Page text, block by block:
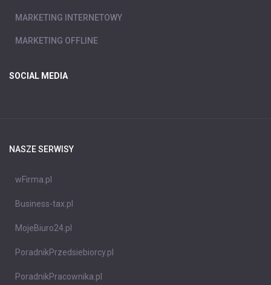
MARKETING INTERNETOWY
MARKETING OFFLINE
SOCIAL MEDIA
NASZE SERWISY
wFirma.pl
Business-tax.pl
MojeBiuro24.pl
PoradnikPrzedsiebiorcy.pl
PoradnikPracownika.pl